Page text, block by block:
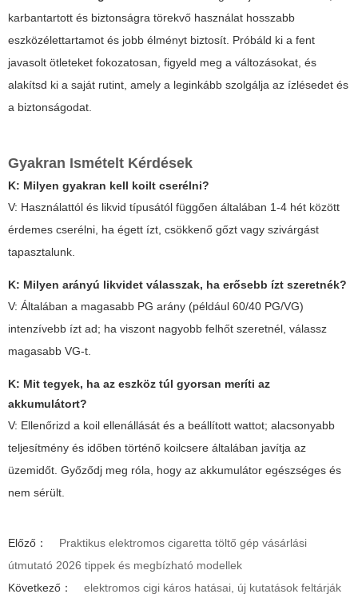
karbantartott és biztonságra törekvő használat hosszabb
eszközélettartamot és jobb élményt biztosít. Próbáld ki a fent
javasolt ötleteket fokozatosan, figyeld meg a változásokat, és
alakítsd ki a saját rutint, amely a leginkább szolgálja az ízlésedet és
a biztonságodat.
Gyakran Ismételt Kérdések
K: Milyen gyakran kell koilt cserélni?
V: Használattól és likvid típusától függően általában 1-4 hét között
érdemes cserélni, ha égett ízt, csökkenő gőzt vagy szivárgást
tapasztalunk.
K: Milyen arányú likvidet válasszak, ha erősebb ízt szeretnék?
V: Általában a magasabb PG arány (például 60/40 PG/VG)
intenzívebb ízt ad; ha viszont nagyobb felhőt szeretnél, válassz
magasabb VG-t.
K: Mit tegyek, ha az eszköz túl gyorsan meríti az
akkumulátort?
V: Ellenőrizd a koil ellenállását és a beállított wattot; alacsonyabb
teljesítmény és időben történő koilcsere általában javítja az
üzemidőt. Győződj meg róla, hogy az akkumulátor egészséges és
nem sérült.
Előző：
Praktikus elektromos cigaretta töltő gép vásárlási
útmutató 2026 tippek és megbízható modellek
Következő：
elektromos cigi káros hatásai, új kutatások feltárják